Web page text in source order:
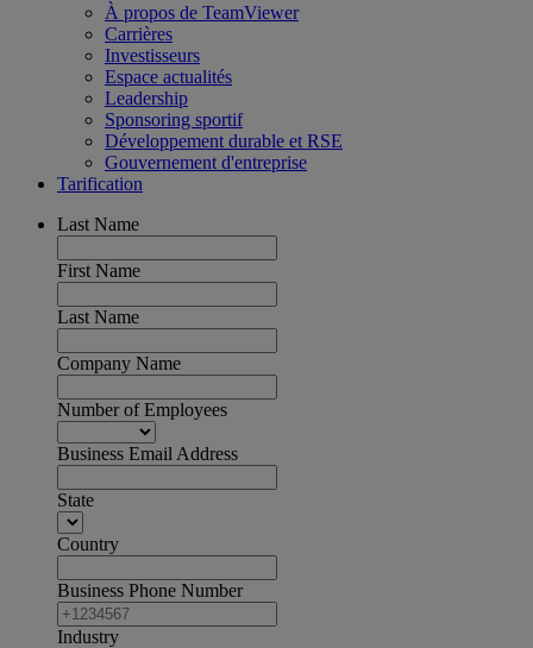
À propos de TeamViewer
Carrières
Investisseurs
Espace actualités
Leadership
Sponsoring sportif
Développement durable et RSE
Gouvernement d'entreprise
Tarification
Last Name
First Name
Last Name
Company Name
Number of Employees
Business Email Address
State
Country
Business Phone Number
Industry